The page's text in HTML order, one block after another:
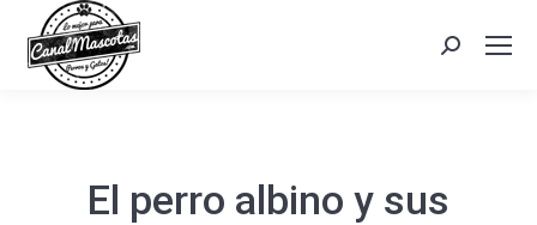
Search:
El perro albino y sus